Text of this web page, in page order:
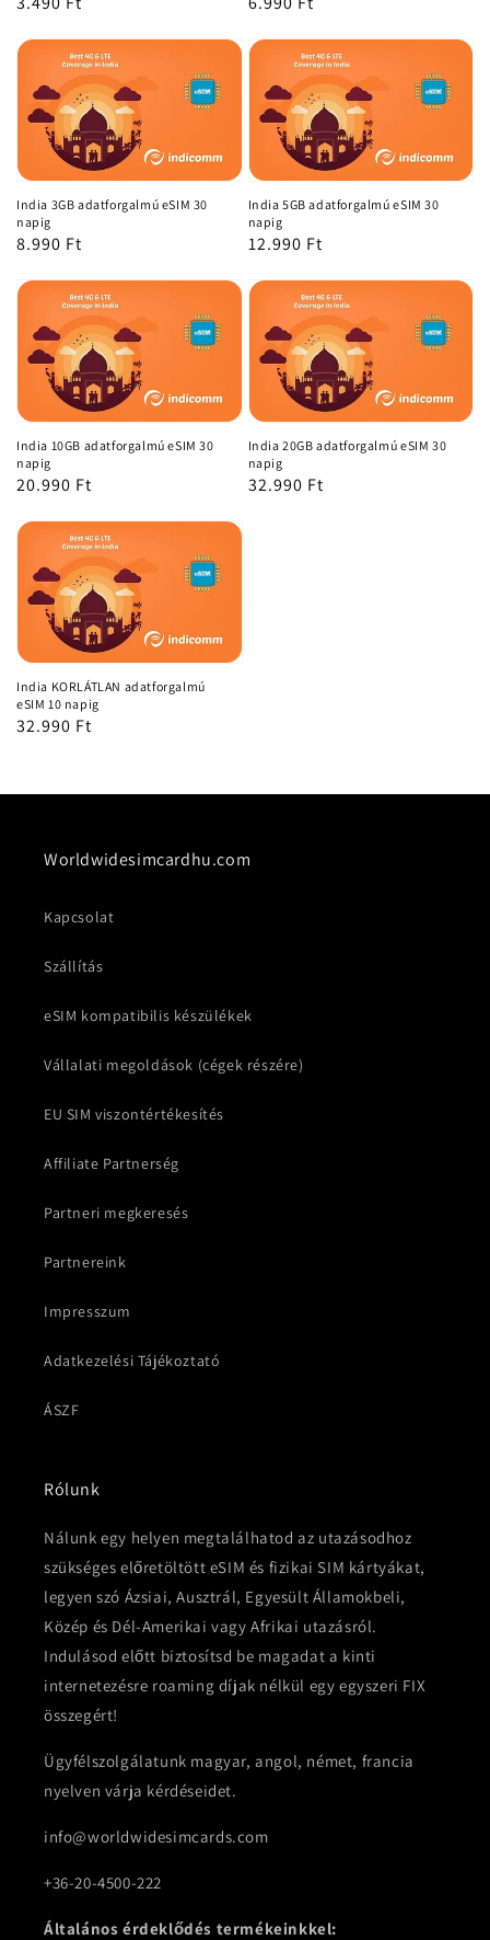
India 3GB adatforgalmú eSIM 30
napig
Normál
8.990 Ft
India 5GB adatforgalmú eSIM 30
napig
Normál
12.990 Ft
India 10GB adatforgalmú eSIM 30
napig
Normál
20.990 Ft
India 20GB adatforgalmú eSIM 30
napig
Normál
32.990 Ft
India KORLÁTLAN adatforgalmú
eSIM 10 napig
Normál
32.990 Ft
Worldwidesimcardhu.com
Kapcsolat
Szállítás
eSIM kompatibilis készülékek
Vállalati megoldások (cégek részére)
EU SIM viszontértékesítés
Affiliate Partnerség
Partneri megkeresés
Partnereink
Impresszum
Adatkezelési Tájékoztató
ÁSZF
Rólunk
Nálunk egy helyen megtalálhatod az utazásodhoz
szükséges előretöltött eSIM és fizikai SIM kártyákat,
legyen szó Ázsiai, Ausztrál, Egyesült Államokbeli,
Közép és Dél-Amerikai vagy Afrikai utazásról.
Indulásod előtt biztosítsd be magadat a kinti
internetezésre roaming díjak nélkül egy egyszeri FIX
összegért!
Ügyfélszolgálatunk magyar, angol, német, francia
nyelven várja kérdéseidet.
info@worldwidesimcards.com
+36-20-4500-222
Általános érdeklődés termékeinkkel: